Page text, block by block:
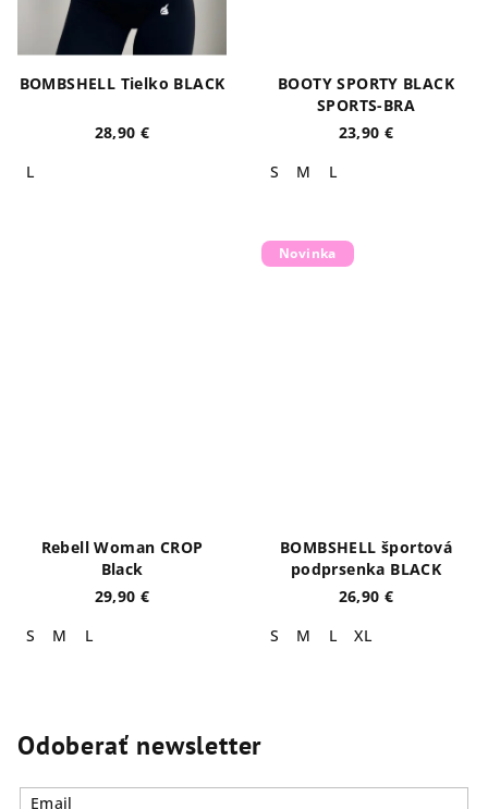
BOMBSHELL Tielko BLACK
28,90 €
L
BOOTY SPORTY BLACK
SPORTS-BRA
23,90 €
S
M L
Rebell Woman CROP
Black
29,90 €
S
M L
Novinka
BOMBSHELL športová
podprsenka BLACK
26,90 €
S
M L XL
Odoberať newsletter
Email